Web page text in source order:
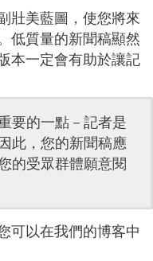
壯美藍圖，使您將來
低質量的新聞稿顯然
本一定會有助於讓記
要的一點－記者是
此，您的新聞稿應
的受眾群體願意閱
可以在我們的博客中